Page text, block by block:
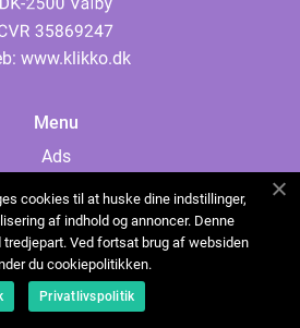
www.klikko.dk
Menu
Ads
Cookies
Contact
Sitemap
cookies til at huske dine indstillinger,
af indhold og annoncer. Denne
Ved fortsat brug af websiden
du cookiepolitikken.
Privatlivspolitik